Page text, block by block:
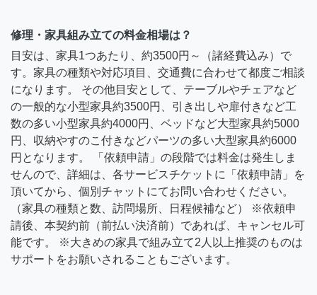
修理・家具組み立ての料金相場は？
目安は、家具1つあたり、約3500円～（諸経費込み）で
す。家具の種類や対応項目、交通費に合わせて都度ご相談
になります。 その他目安として、テーブルやチェアなど
の一般的な小型家具約3500円、引き出しや扉付きなど工
数の多い小型家具約4000円、ベッドなど大型家具約5000
円、収納やすのこ付きなどパーツの多い大型家具約6000
円となります。 「依頼申請」の段階では料金は発生しま
せんので、詳細は、各サービスチケットに「依頼申請」を
頂いてから、個別チャットにてお問い合わせください。
（家具の種類と数、訪問場所、日程候補など） ※依頼申
請後、本契約前（前払い決済前）であれば、キャンセル可
能です。 ※大きめの家具で組み立て2人以上推奨のものは
サポートをお願いされることもございます。